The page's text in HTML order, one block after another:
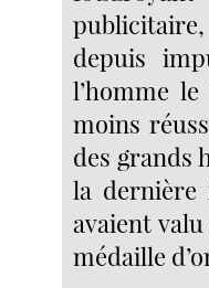
publicitaire,
depuis
l’homme
moins
des grands
la dernière
avaient
médaille